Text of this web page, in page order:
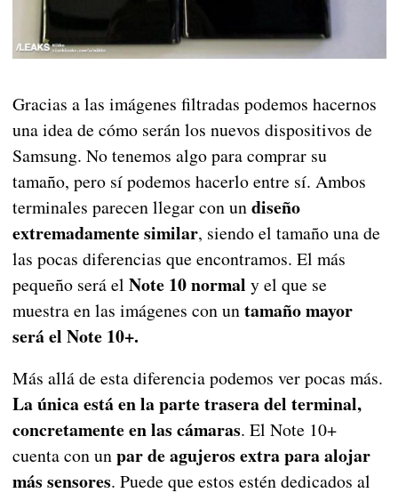
Gracias a las imágenes filtradas podemos hacernos
una idea de cómo serán los nuevos dispositivos de
Samsung. No tenemos algo para comprar su
tamaño, pero sí podemos hacerlo entre sí. Ambos
terminales parecen llegar con undiseño
extremadamente similar, siendo el tamaño una de
las pocas diferencias que encontramos. El más
pequeño será el Note 10 normal y el que se
muestra en las imágenes con untamaño mayor
será el Note 10+.
Más allá de esta diferencia podemos ver pocas más.
La única está en la parte trasera del terminal,
concretamente en las cámaras. El Note 10+
cuenta con unpar de agujeros extra para alojar
más sensores. Puede que estos estén dedicados al